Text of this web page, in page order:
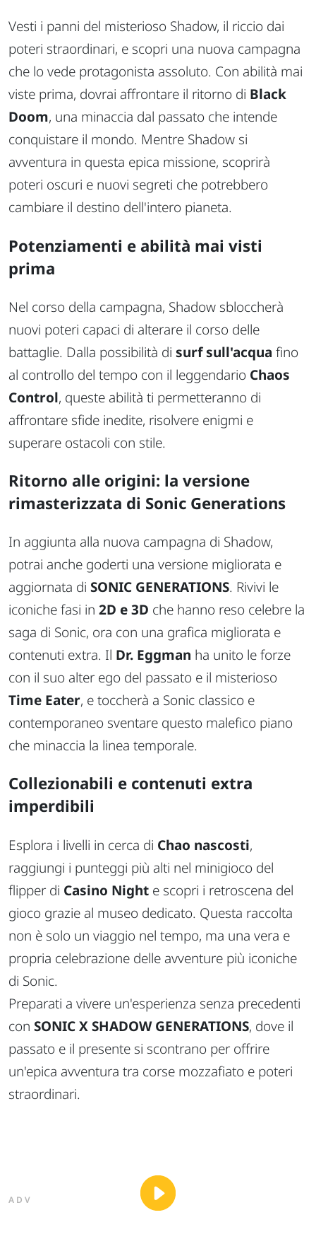
Vesti i panni del misterioso Shadow, il riccio dai
poteri straordinari, e scopri una nuova campagna
che lo vede protagonista assoluto. Con abilità mai
viste prima, dovrai affrontare il ritorno di Black
Doom, una minaccia dal passato che intende
conquistare il mondo. Mentre Shadow si
avventura in questa epica missione, scoprirà
poteri oscuri e nuovi segreti che potrebbero
cambiare il destino dell'intero pianeta.
Potenziamenti e abilità mai visti
prima
Nel corso della campagna, Shadow sbloccherà
nuovi poteri capaci di alterare il corso delle
battaglie. Dalla possibilità di surf sull'acqua fino
al controllo del tempo con il leggendario Chaos
Control, queste abilità ti permetteranno di
affrontare sfide inedite, risolvere enigmi e
superare ostacoli con stile.
Ritorno alle origini: la versione
rimasterizzata di Sonic Generations
In aggiunta alla nuova campagna di Shadow,
potrai anche goderti una versione migliorata e
aggiornata di SONIC GENERATIONS. Rivivi le
iconiche fasi in 2D e 3D che hanno reso celebre la
saga di Sonic, ora con una grafica migliorata e
contenuti extra. Il Dr. Eggman ha unito le forze
con il suo alter ego del passato e il misterioso
Time Eater, e toccherà a Sonic classico e
contemporaneo sventare questo malefico piano
che minaccia la linea temporale.
Collezionabili e contenuti extra
imperdibili
Esplora i livelli in cerca di Chao nascosti,
raggiungi i punteggi più alti nel minigioco del
flipper di Casino Night e scopri i retroscena del
gioco grazie al museo dedicato. Questa raccolta
non è solo un viaggio nel tempo, ma una vera e
propria celebrazione delle avventure più iconiche
di Sonic.
Preparati a vivere un'esperienza senza precedenti
con SONIC X SHADOW GENERATIONS, dove il
passato e il presente si scontrano per offrire
un'epica avventura tra corse mozzafiato e poteri
straordinari.
ADV